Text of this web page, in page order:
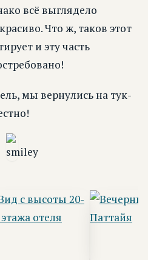
всё выглядело
Что ж, таков этот
и эту часть
мы вернулись на тук-